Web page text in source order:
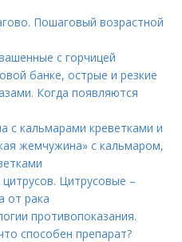
Пошаговый возрастной
с горчицей
банке, острые и резкие
Когда появляются
с кальмарами креветками и
жемчужина» с кальмаром,
Цитрусовые –
от рака
противопоказания.
способен препарат?